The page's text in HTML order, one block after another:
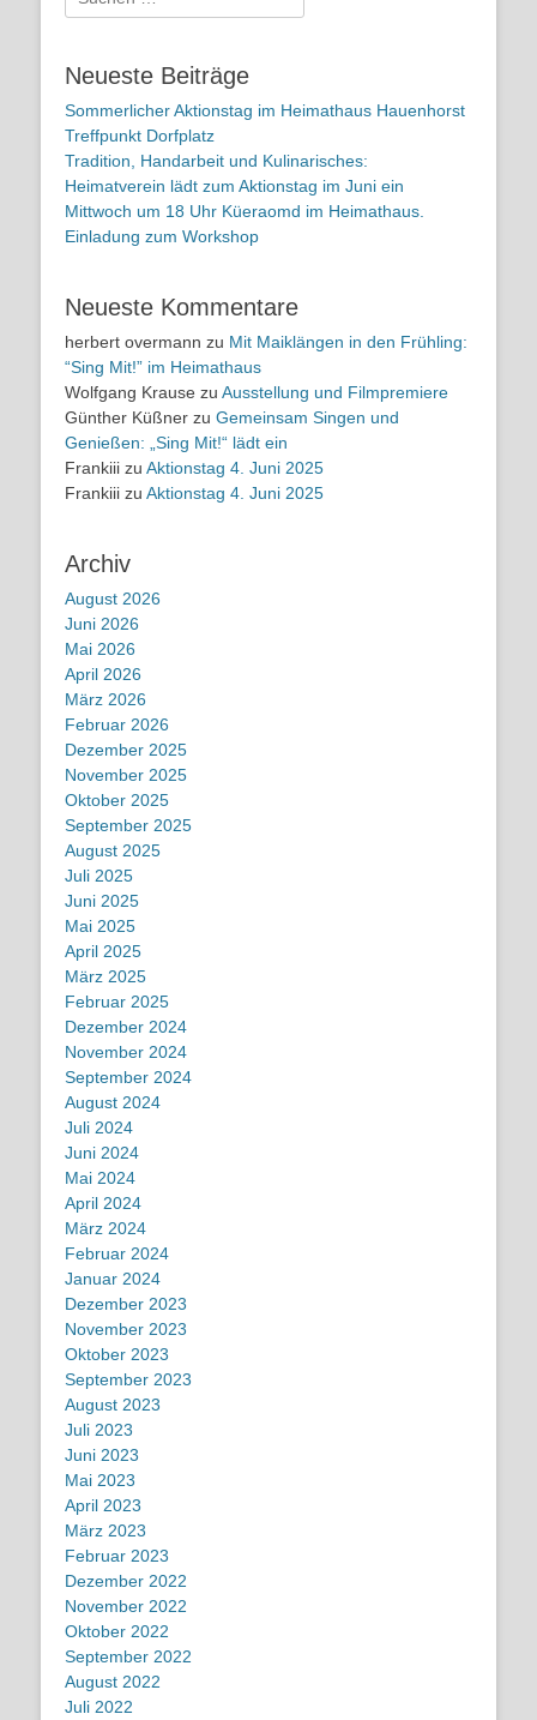
nach:
Neueste Beiträge
Sommerlicher Aktionstag im Heimathaus Hauenhorst
Treffpunkt Dorfplatz
Tradition, Handarbeit und Kulinarisches:
Heimatverein lädt zum Aktionstag im Juni ein
Mittwoch um 18 Uhr Küeraomd im Heimathaus.
Einladung zum Workshop
Neueste Kommentare
herbert overmann zu Mit Maiklängen in den Frühling:
“Sing Mit!” im Heimathaus
Wolfgang Krause zu Ausstellung und Filmpremiere
Günther Küßner zu Gemeinsam Singen und
Genießen: „Sing Mit!“ lädt ein
Frankiii zu Aktionstag 4. Juni 2025
Frankiii zu Aktionstag 4. Juni 2025
Archiv
August 2026
Juni 2026
Mai 2026
April 2026
März 2026
Februar 2026
Dezember 2025
November 2025
Oktober 2025
September 2025
August 2025
Juli 2025
Juni 2025
Mai 2025
April 2025
März 2025
Februar 2025
Dezember 2024
November 2024
September 2024
August 2024
Juli 2024
Juni 2024
Mai 2024
April 2024
März 2024
Februar 2024
Januar 2024
Dezember 2023
November 2023
Oktober 2023
September 2023
August 2023
Juli 2023
Juni 2023
Mai 2023
April 2023
März 2023
Februar 2023
Dezember 2022
November 2022
Oktober 2022
September 2022
August 2022
Juli 2022